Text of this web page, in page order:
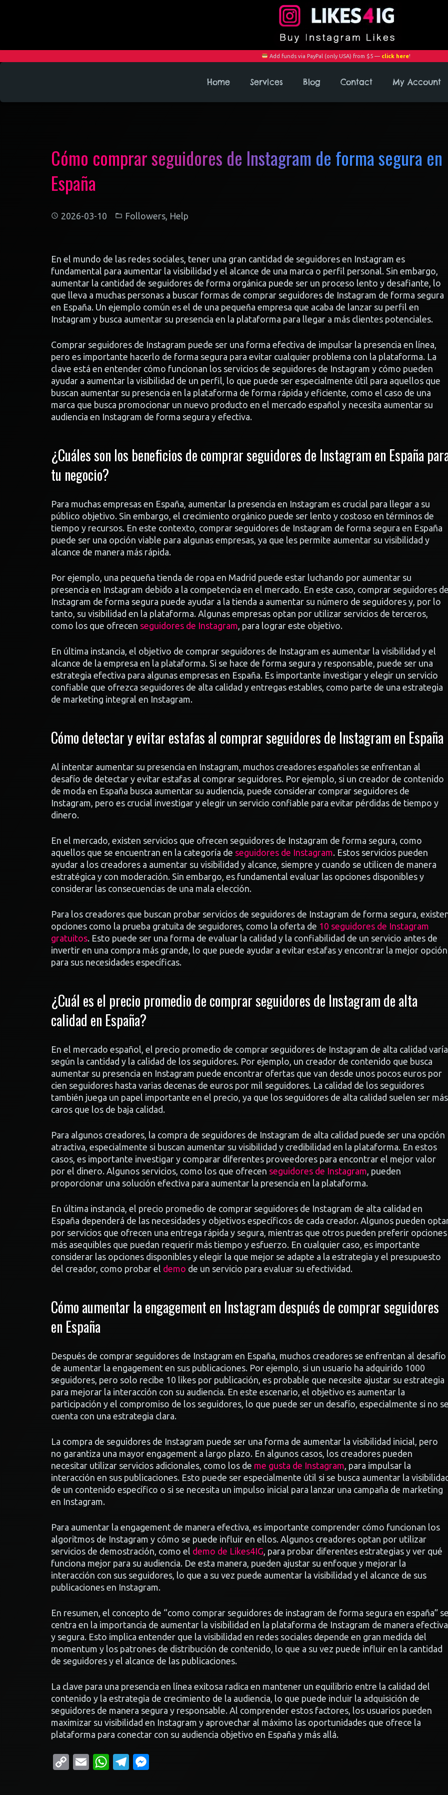
Add funds via PayPal (only USA) from $5 — click here!
Home Services Blog Contact My Account
Cómo comprar seguidores de Instagram de forma segura en
España
2026-03-10 Followers, Help
En el mundo de las redes sociales, tener una gran cantidad de seguidores en Instagram es
fundamental para aumentar la visibilidad y el alcance de una marca o perfil personal. Sin embargo,
aumentar la cantidad de seguidores de forma orgánica puede ser un proceso lento y desafiante, lo
que lleva a muchas personas a buscar formas de comprar seguidores de Instagram de forma segura
en España. Un ejemplo común es el de una pequeña empresa que acaba de lanzar su perfil en
Instagram y busca aumentar su presencia en la plataforma para llegar a más clientes potenciales.
Comprar seguidores de Instagram puede ser una forma efectiva de impulsar la presencia en línea,
pero es importante hacerlo de forma segura para evitar cualquier problema con la plataforma. La
clave está en entender cómo funcionan los servicios de seguidores de Instagram y cómo pueden
ayudar a aumentar la visibilidad de un perfil, lo que puede ser especialmente útil para aquellos que
buscan aumentar su presencia en la plataforma de forma rápida y eficiente, como el caso de una
marca que busca promocionar un nuevo producto en el mercado español y necesita aumentar su
audiencia en Instagram de forma segura y efectiva.
¿Cuáles son los beneficios de comprar seguidores de Instagram en España
tu negocio?
Para muchas empresas en España, aumentar la presencia en Instagram es crucial para llegar a su
público objetivo. Sin embargo, el crecimiento orgánico puede ser lento y costoso en términos de
tiempo y recursos. En este contexto, comprar seguidores de Instagram de forma segura en España
puede ser una opción viable para algunas empresas, ya que les permite aumentar su visibilidad y
alcance de manera más rápida.
Por ejemplo, una pequeña tienda de ropa en Madrid puede estar luchando por aumentar su
presencia en Instagram debido a la competencia en el mercado. En este caso, comprar seguidores
Instagram de forma segura puede ayudar a la tienda a aumentar su número de seguidores y, por lo
tanto, su visibilidad en la plataforma. Algunas empresas optan por utilizar servicios de terceros,
como los que ofrecen seguidores de Instagram, para lograr este objetivo.
En última instancia, el objetivo de comprar seguidores de Instagram es aumentar la visibilidad y el
alcance de la empresa en la plataforma. Si se hace de forma segura y responsable, puede ser una
estrategia efectiva para algunas empresas en España. Es importante investigar y elegir un servicio
confiable que ofrezca seguidores de alta calidad y entregas estables, como parte de una estrategia
de marketing integral en Instagram.
Cómo detectar y evitar estafas al comprar seguidores de Instagram en España
Al intentar aumentar su presencia en Instagram, muchos creadores españoles se enfrentan al
desafío de detectar y evitar estafas al comprar seguidores. Por ejemplo, si un creador de contenido
de moda en España busca aumentar su audiencia, puede considerar comprar seguidores de
Instagram, pero es crucial investigar y elegir un servicio confiable para evitar pérdidas de tiempo y
dinero.
En el mercado, existen servicios que ofrecen seguidores de Instagram de forma segura, como
aquellos que se encuentran en la categoría de seguidores de Instagram. Estos servicios pueden
ayudar a los creadores a aumentar su visibilidad y alcance, siempre y cuando se utilicen de manera
estratégica y con moderación. Sin embargo, es fundamental evaluar las opciones disponibles y
considerar las consecuencias de una mala elección.
Para los creadores que buscan probar servicios de seguidores de Instagram de forma segura,
opciones como la prueba gratuita de seguidores, como la oferta de 10 seguidores de Instagram
gratuitos. Esto puede ser una forma de evaluar la calidad y la confiabilidad de un servicio antes de
invertir en una compra más grande, lo que puede ayudar a evitar estafas y encontrar la mejor opción
para sus necesidades específicas.
¿Cuál es el precio promedio de comprar seguidores de Instagram de alta
calidad en España?
En el mercado español, el precio promedio de comprar seguidores de Instagram de alta calidad varía
según la cantidad y la calidad de los seguidores. Por ejemplo, un creador de contenido que busca
aumentar su presencia en Instagram puede encontrar ofertas que van desde unos pocos euros por
cien seguidores hasta varias decenas de euros por mil seguidores. La calidad de los seguidores
también juega un papel importante en el precio, ya que los seguidores de alta calidad suelen ser más
caros que los de baja calidad.
Para algunos creadores, la compra de seguidores de Instagram de alta calidad puede ser una opción
atractiva, especialmente si buscan aumentar su visibilidad y credibilidad en la plataforma. En estos
casos, es importante investigar y comparar diferentes proveedores para encontrar el mejor valor
por el dinero. Algunos servicios, como los que ofrecen seguidores de Instagram, pueden
proporcionar una solución efectiva para aumentar la presencia en la plataforma.
En última instancia, el precio promedio de comprar seguidores de Instagram de alta calidad en
España dependerá de las necesidades y objetivos específicos de cada creador. Algunos pueden
por servicios que ofrecen una entrega rápida y segura, mientras que otros pueden preferir opciones
más asequibles que puedan requerir más tiempo y esfuerzo. En cualquier caso, es importante
considerar las opciones disponibles y elegir la que mejor se adapte a la estrategia y el presupuesto
del creador, como probar el demo de un servicio para evaluar su efectividad.
Cómo aumentar la engagement en Instagram después de comprar seguidores
en España
Después de comprar seguidores de Instagram en España, muchos creadores se enfrentan al desafío
de aumentar la engagement en sus publicaciones. Por ejemplo, si un usuario ha adquirido 1000
seguidores, pero solo recibe 10 likes por publicación, es probable que necesite ajustar su estrategia
para mejorar la interacción con su audiencia. En este escenario, el objetivo es aumentar la
participación y el compromiso de los seguidores, lo que puede ser un desafío, especialmente si no
cuenta con una estrategia clara.
La compra de seguidores de Instagram puede ser una forma de aumentar la visibilidad inicial, pero
no garantiza una mayor engagement a largo plazo. En algunos casos, los creadores pueden
necesitar utilizar servicios adicionales, como los de me gusta de Instagram, para impulsar la
interacción en sus publicaciones. Esto puede ser especialmente útil si se busca aumentar la
de un contenido específico o si se necesita un impulso inicial para lanzar una campaña de marketing
en Instagram.
Para aumentar la engagement de manera efectiva, es importante comprender cómo funcionan los
algoritmos de Instagram y cómo se puede influir en ellos. Algunos creadores optan por utilizar
servicios de demostración, como el demo de Likes4IG, para probar diferentes estrategias y ver qué
funciona mejor para su audiencia. De esta manera, pueden ajustar su enfoque y mejorar la
interacción con sus seguidores, lo que a su vez puede aumentar la visibilidad y el alcance de sus
publicaciones en Instagram.
En resumen, el concepto de “como comprar seguidores de instagram de forma segura en españa”
centra en la importancia de aumentar la visibilidad en la plataforma de Instagram de manera efectiva
y segura. Esto implica entender que la visibilidad en redes sociales depende en gran medida del
momentum y los patrones de distribución de contenido, lo que a su vez puede influir en la cantidad
de seguidores y el alcance de las publicaciones.
La clave para una presencia en línea exitosa radica en mantener un equilibrio entre la calidad del
contenido y la estrategia de crecimiento de la audiencia, lo que puede incluir la adquisición de
seguidores de manera segura y responsable. Al comprender estos factores, los usuarios pueden
maximizar su visibilidad en Instagram y aprovechar al máximo las oportunidades que ofrece la
plataforma para conectar con su audiencia objetivo en España y más allá.
CopyEmailWhatsApp
Telegram